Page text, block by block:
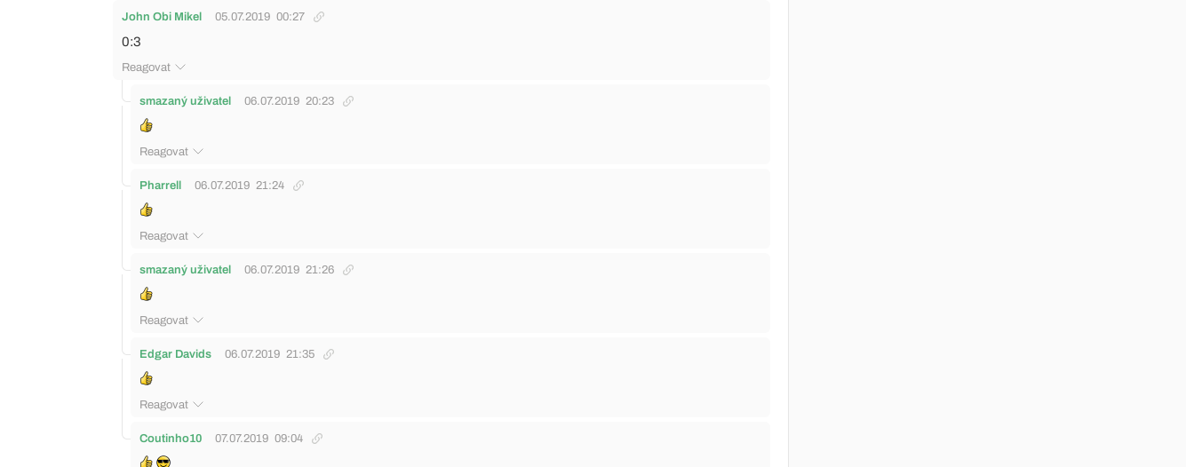
John Obi Mikel 05.07.2019 00:27
0:3
Reagovat
smazaný uživatel 06.07.2019 20:23
Reagovat
Pharrell 06.07.2019 21:24
Reagovat
smazaný uživatel 06.07.2019 21:26
Reagovat
Edgar Davids 06.07.2019 21:35
Reagovat
Coutinho10 07.07.2019 09:04